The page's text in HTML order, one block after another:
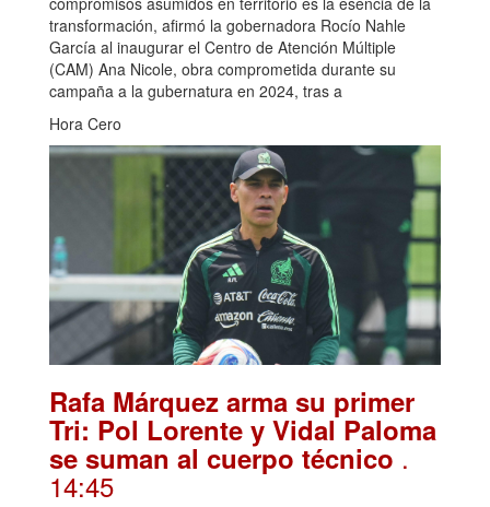
transformación, afirmó la gobernadora Rocío Nahle
García al inaugurar el Centro de Atención Múltiple
(CAM) Ana Nicole, obra comprometida durante su
campaña a la gubernatura en 2024, tras a
Hora Cero
Rafa Márquez arma su primer
Tri: Pol Lorente y Vidal Paloma
se suman al cuerpo técnico .
14:45